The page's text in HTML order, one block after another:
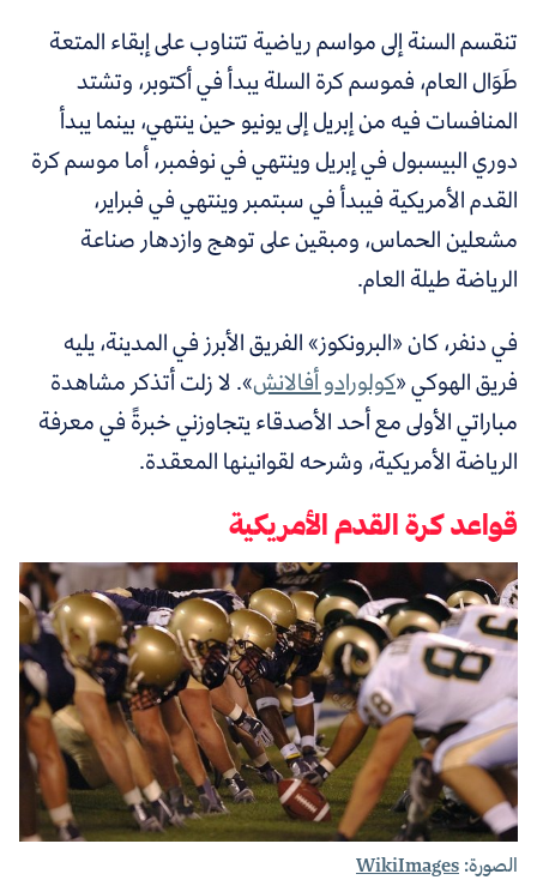
تنقسم السنة إلى مواسم رياضية تتناوب على إبقاء المتعة
طَوَال العام، فموسم كرة السلة يبدأ في أكتوبر، وتشتد
المنافسات فيه من إبريل إلى يونيو حين ينتهي، بينما يبدأ
دوري البيسبول في إبريل وينتهي في نوفمبر، أما موسم كرة
القدم الأمريكية فيبدأ في سبتمبر وينتهي في فبراير،
مشعلين الحماس، ومبقين على توهج وازدهار صناعة
الرياضة طيلة العام.
في دنفر، كان «البرونكوز» الفريق الأبرز في المدينة، يليه
فريق الهوكي «كولورادو أفالانش». لا زلت أتذكر مشاهدة
مباراتي الأولى مع أحد الأصدقاء يتجاوزني خبرةً في معرفة
الرياضة الأمريكية، وشرحه لقوانينها المعقدة.
قواعد كرة القدم الأمريكية
الصورة:WikiImages